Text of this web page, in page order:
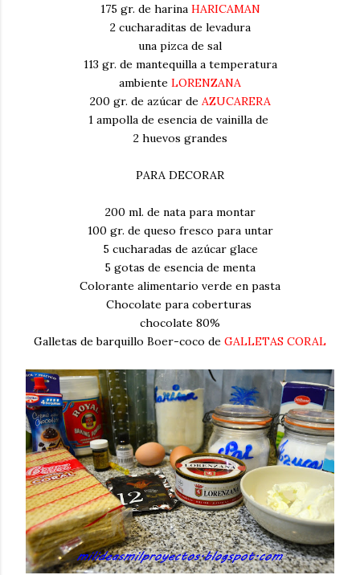
175 gr. de harina HARICAMAN
2 cucharaditas de levadura
una pizca de sal
113 gr. de mantequilla a temperatura
ambiente LORENZANA
200 gr. de azúcar de AZUCARERA
1 ampolla de esencia de vainilla de
2 huevos grandes
PARA DECORAR
200 ml. de nata para montar
100 gr. de queso fresco para untar
5 cucharadas de azúcar glace
5 gotas de esencia de menta
Colorante alimentario verde en pasta
Chocolate para coberturas
chocolate 80%
Galletas de barquillo Boer-coco de GALLETAS CORAL